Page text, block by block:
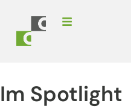
Im Spotlight